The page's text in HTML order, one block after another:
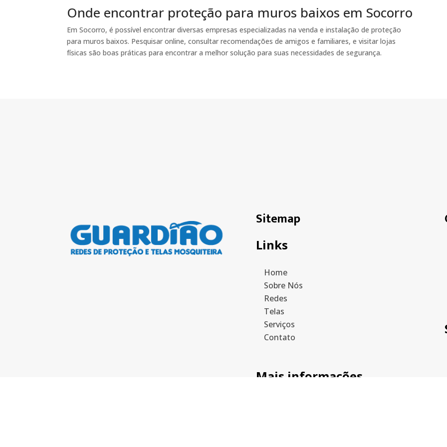
Onde encontrar proteção para muros baixos em Socorro
Em Socorro, é possível encontrar diversas empresas especializadas na venda e instalação de proteção
para muros baixos. Pesquisar online, consultar recomendações de amigos e familiares, e visitar lojas
físicas são boas práticas para encontrar a melhor solução para suas necessidades de segurança.
Sitemap
Links
Home
Sobre Nós
Redes
Telas
Serviços
Contato
Mais informações